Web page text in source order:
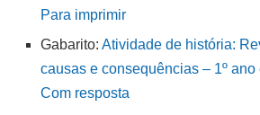
Para imprimir
Gabarito: Atividade de história:
causas e consequências – 1º
Com resposta